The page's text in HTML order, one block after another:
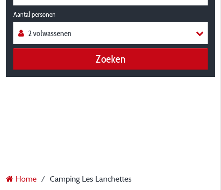
Aantal personen
Zoeken
Home Camping Les Lanchettes